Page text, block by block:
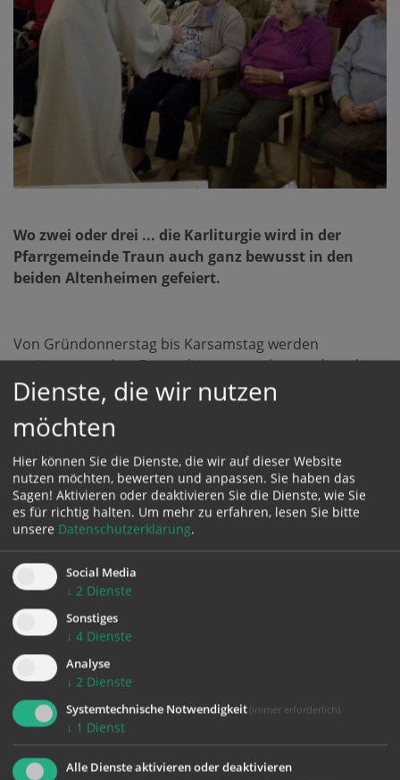
Wo zwei oder drei ... die Karliturgie wird in der
Pfarrgemeinde Traun auch ganz bewusst in den
beiden Altenheimen gefeiert.
Von Gründonnerstag bis Karsamstag werden
seniorengerechte Gottesdienste angeboten, die sehr
gut besucht werden.
BewohnerInnen, MitarbeiterInnen, Angehörige und
BesucherInnen werden in die Gottesdienstgestaltung
miteingebunden und können so die Osterliturgie auf
ganz besondere Weise miterleben.
Dienste, die wir nutzen
möchten
Hier können Sie die Dienste, die wir auf dieser Website
nutzen möchten, bewerten und anpassen. Sie haben das
Sagen! Aktivieren oder deaktivieren Sie die Dienste, wie Sie
es für richtig halten. Um mehr zu erfahren, lesen Sie bitte
unsere Datenschutzerklärung.
Social Media
↓ 2 Dienste
Sonstiges
↓ 4 Dienste
Analyse
↓ 2 Dienste
Systemtechnische Notwendigkeit (immer erforderlich)
↓ 1 Dienst
Alle Dienste aktivieren oder deaktivieren